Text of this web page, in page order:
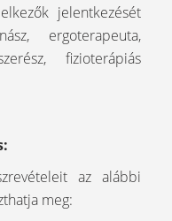
jelentkezését
ergoterapeuta,
fizioterápiás
az alábbi
meg: